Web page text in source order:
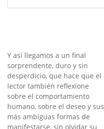
Y así llegamos a un final
sorprendente, duro y sin
desperdicio, que hace que el
lector también reflexione
sobre el comportamiento
humano, sobre el deseo y sus
más ambiguas formas de
manifestarse, sin olvidar su